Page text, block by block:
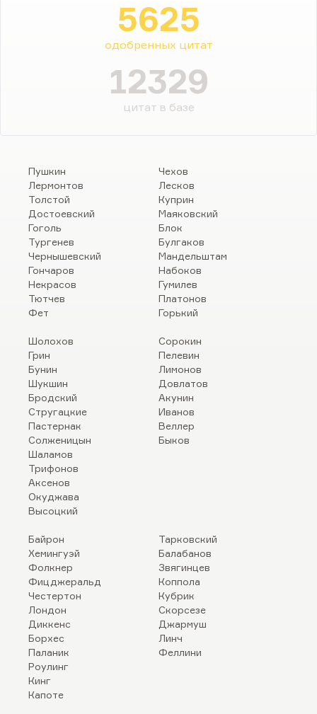
5625
одобренных цитат
12329
цитат в базе
Пушкин
Лермонтов
Толстой
Достоевский
Гоголь
Тургенев
Чернышевский
Гончаров
Некрасов
Тютчев
Фет
Чехов
Лесков
Куприн
Маяковский
Блок
Булгаков
Мандельштам
Набоков
Гумилев
Платонов
Горький
Шолохов
Грин
Бунин
Шукшин
Бродский
Стругацкие
Пастернак
Солженицын
Шаламов
Трифонов
Аксенов
Окуджава
Высоцкий
Сорокин
Пелевин
Лимонов
Довлатов
Акунин
Иванов
Веллер
Быков
Байрон
Хемингуэй
Фолкнер
Фицджеральд
Честертон
Лондон
Диккенс
Борхес
Паланик
Роулинг
Кинг
Капоте
Тарковский
Балабанов
Звягинцев
Коппола
Кубрик
Скорсезе
Джармуш
Линч
Феллини